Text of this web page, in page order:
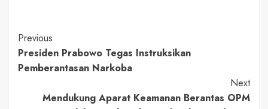
Continue
Reading
Previous
Presiden Prabowo Tegas Instruksikan
Pemberantasan Narkoba
Next
Mendukung Aparat Keamanan Berantas OPM